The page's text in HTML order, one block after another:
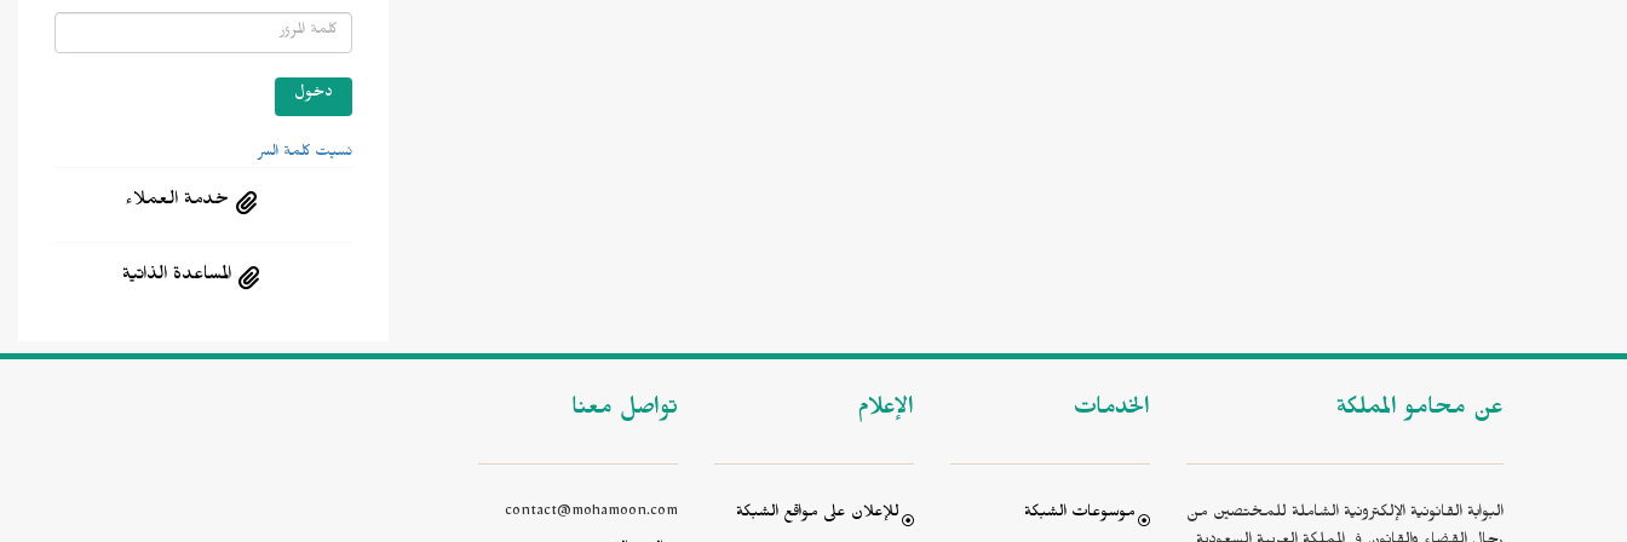
نسيت كلمة السر
خدمة العملاء
المساعدة الذاتية
عن محامو المملكة
البوابة القانونية الإلكترونية الشاملة للمختصين من
الخدمات
موسوعات الشبكة
الإعلام
للإعلان على مواقع الشبكة
تواصل معنا
contact@mohamoon.com